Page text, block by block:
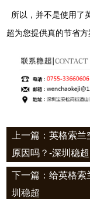
所以，并不是使用了
超为您提供真的节省方
上一篇：英格索
原因吗？-深圳稳超
下一篇：给英格索
圳稳超